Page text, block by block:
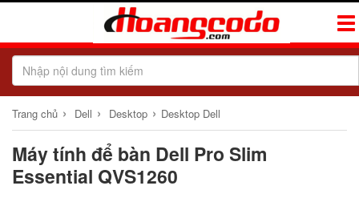
Trang chủ › Dell › Desktop › Desktop Dell
Máy tính để bàn Dell Pro Slim
Essential QVS1260